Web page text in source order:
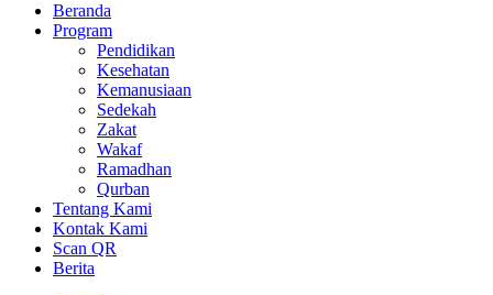
Beranda
Program
Pendidikan
Kesehatan
Kemanusiaan
Sedekah
Zakat
Wakaf
Ramadhan
Qurban
Tentang Kami
Kontak Kami
Scan QR
Berita